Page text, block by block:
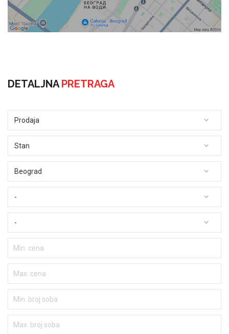
DETALJNAPRETRAGA
Prodaja
Stan
Beograd
-
-